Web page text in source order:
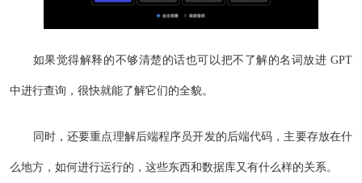
如果觉得解释的不够清楚的话也可以把不了解的名词放进 GPT
中进行查询，很快就能了解它们的全貌。
同时，还要重点理解后端程序员开发的后端代码，主要存放在什
么地方，如何进行运行的，这些东西和数据库又有什么样的关系。